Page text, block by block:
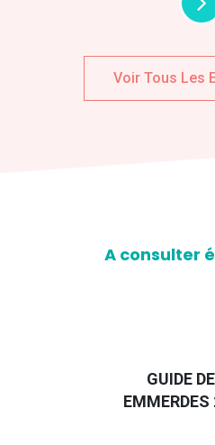
Voir Tous Les
A consulter
GUIDE
EMMERDES